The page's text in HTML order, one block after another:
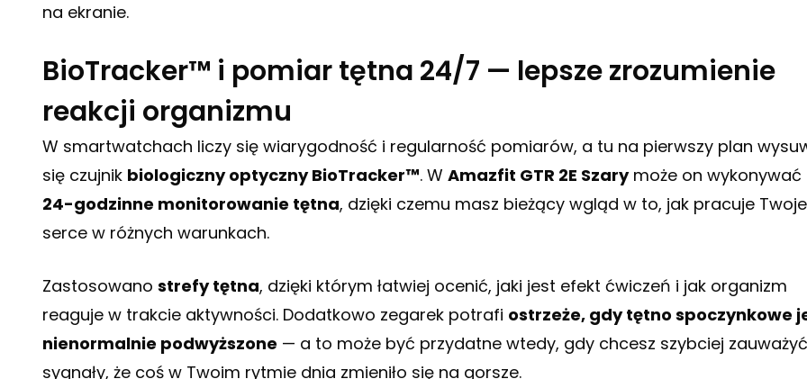
na ekranie.
BioTracker™ i pomiar tętna 24/7 — lepsze zrozumienie
reakcji organizmu
W smartwatchach liczy się wiarygodność i regularność pomiarów, a tu na pierwszy plan
się czujnik biologiczny optyczny BioTracker™. W Amazfit GTR 2E Szarymoże on wykonywać
24-godzinne monitorowanie tętna, dzięki czemu masz bieżący wgląd w to, jak pracuje Twoje
serce w różnych warunkach.
Zastosowano strefy tętna, dzięki którym łatwiej ocenić, jaki jest efekt ćwiczeń i jak organizm
reaguje w trakcie aktywności. Dodatkowo zegarek potrafi ostrzeże, gdy tętno spoczynkowe
nienormalnie podwyższone — a to może być przydatne wtedy, gdy chcesz szybciej zauważyć
sygnały, że coś w Twoim rytmie dnia zmieniło się na gorsze.